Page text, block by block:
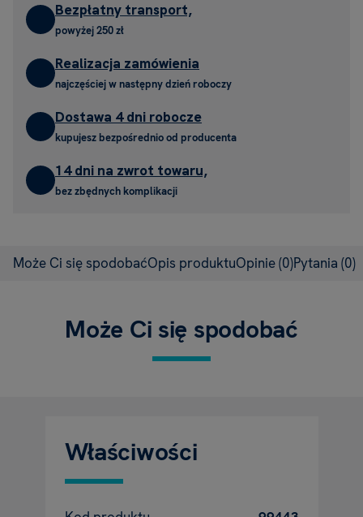
Bezpłatny transport,
powyżej 250 zł
Realizacja zamówienia
najczęściej w następny dzień roboczy
Dostawa 4 dni robocze
kupujesz bezpośrednio od producenta
14 dni na zwrot towaru,
bez zbędnych komplikacji
Może Ci się spodobaćOpis produktuOpinie(0)Pytania (0)
Może Ci się spodobać
Właściwości